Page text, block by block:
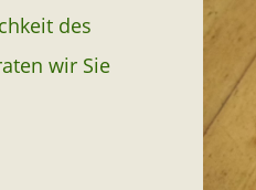
des
wir Sie